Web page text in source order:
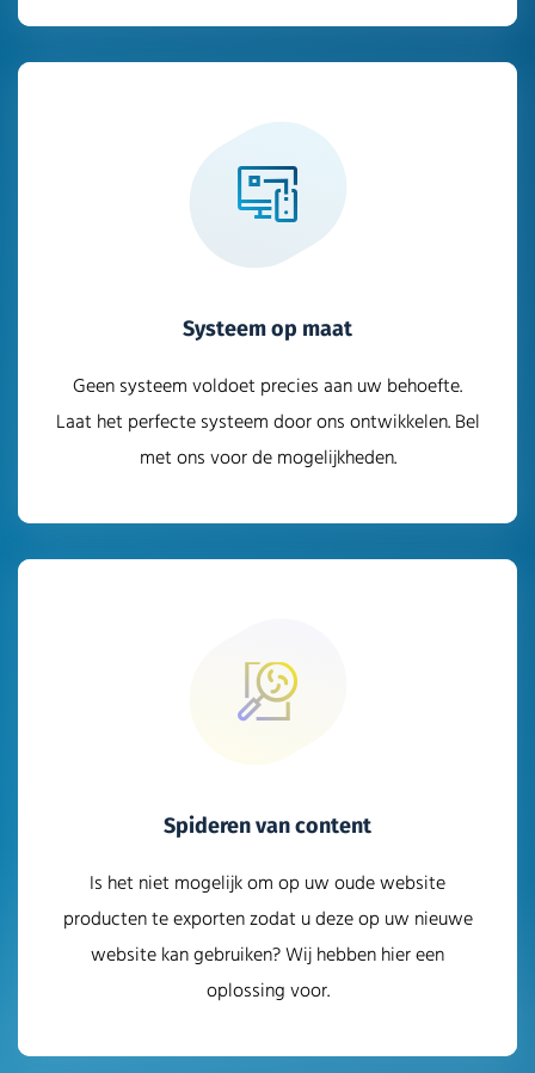
Systeem op maat
Geen systeem voldoet precies aan uw behoefte.
Laat het perfecte systeem door ons ontwikkelen. Bel
met ons voor de mogelijkheden.
Spideren van content
Is het niet mogelijk om op uw oude website
producten te exporten zodat u deze op uw nieuwe
website kan gebruiken? Wij hebben hier een
oplossing voor.